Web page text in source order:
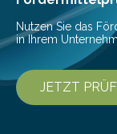
Nutzen Sie das
in Ihrem
JETZT